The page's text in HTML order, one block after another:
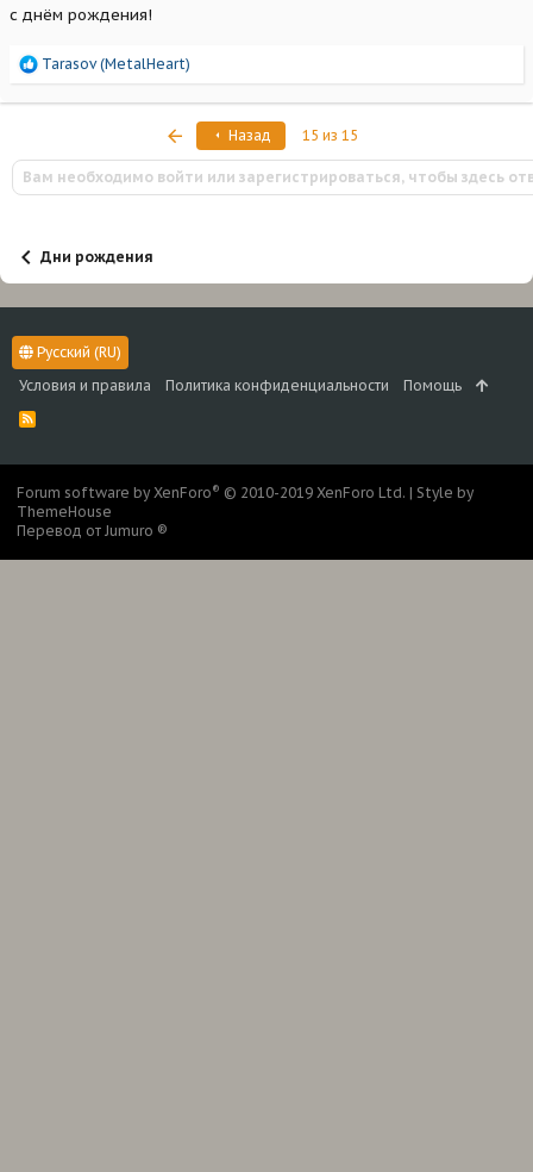
с днём рождения!
Р
а
и
и
:
Tarasov (MetalHeart)
ПервыйНазад 15 из 15
Вам необходимо войти или зарегистрироваться, чтобы здесь
Дни рождения
Русский (RU)
Условия и правила
Политика конфиденциальности Помощь
R
Forum software by XenForo® © 2010-2019 XenForo Ltd. | Style by
ThemeHouse
Перевод от Jumuro ®